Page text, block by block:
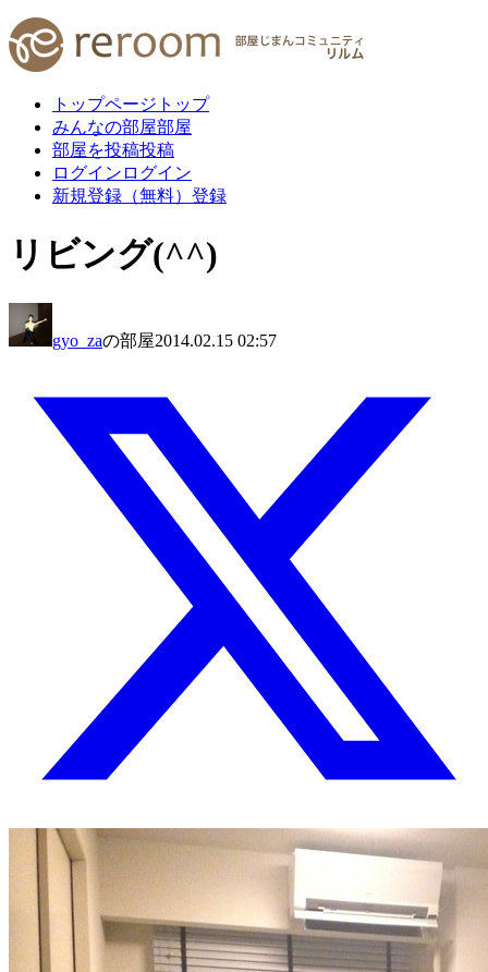
トップページ トップ
みんなの部屋部屋
部屋を投稿投稿
ログイン ログイン
新規登録（無料） 登録
リビング(^^)
gyo_zaの部屋2014.02.15 02:57